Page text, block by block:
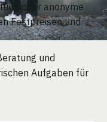
oder anonyme
Festpreisen und
und
Aufgaben für